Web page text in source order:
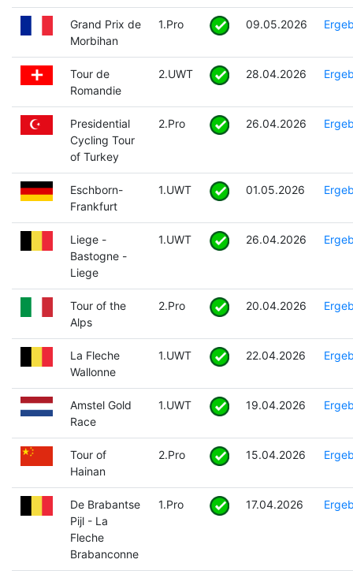
Grand Prix de
Morbihan
1.Pro 09.05.2026
Tour de
Romandie
2.UWT 28.04.2026
Presidential
Cycling Tour
of Turkey
2.Pro 26.04.2026
Eschborn-
Frankfurt
1.UWT 01.05.2026
Liege -
Bastogne -
Liege
1.UWT 26.04.2026
Tour of the
Alps
2.Pro 20.04.2026
La Fleche
Wallonne
1.UWT 22.04.2026
Amstel Gold
Race
1.UWT 19.04.2026
Tour of
Hainan
2.Pro 15.04.2026
De Brabantse
Pijl - La
Fleche
Brabanconne
1.Pro 17.04.2026